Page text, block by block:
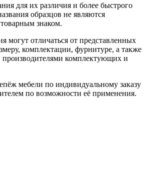
для их различия и более быстрого
образцов не являются
знаком.
могут отличаться от представленных
комплектации, фурнитуре, а также
комплектующих и
мебели по индивидуальному заказу
по возможности её применения.